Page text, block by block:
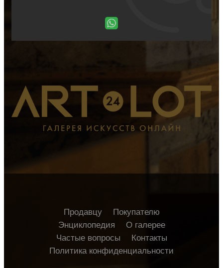
Продавцу
Покупателю
Энциклопедия
О галерее
Частые вопросы
Контакты
Политика конфиденциальности